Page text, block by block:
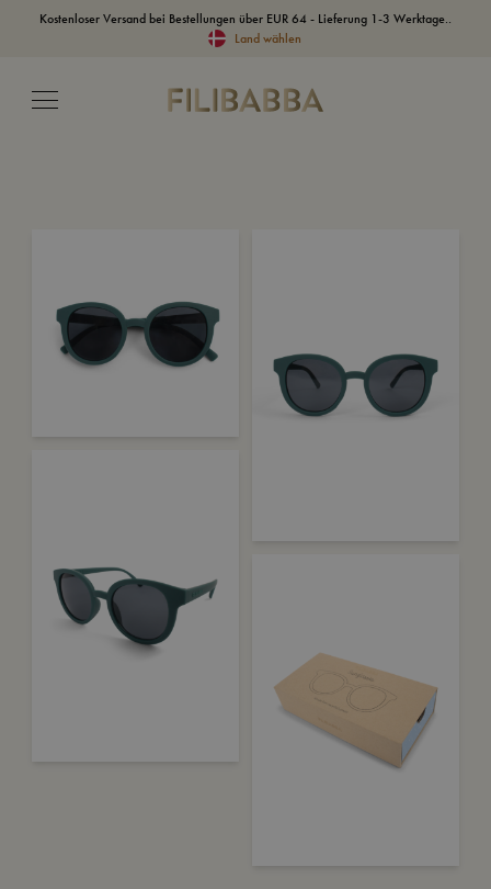
Kostenloser Versand bei Bestellungen über EUR 64 - Lieferung 1-3 Werktage..
Land wählen